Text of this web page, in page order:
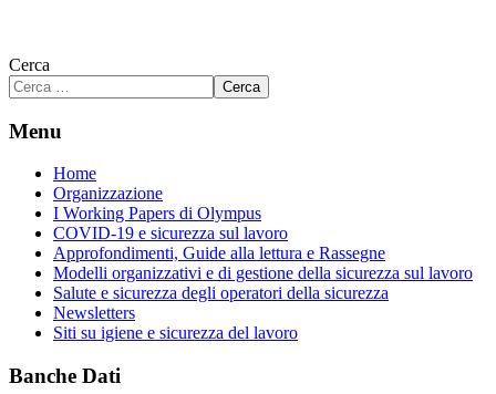
Cerca
Cerca
Menu
Home
Organizzazione
I Working Papers di Olympus
COVID-19 e sicurezza sul lavoro
Approfondimenti, Guide alla lettura e Rassegne
Modelli organizzativi e di gestione della sicurezza sul lavoro
Salute e sicurezza degli operatori della sicurezza
Newsletters
Siti su igiene e sicurezza del lavoro
Banche Dati